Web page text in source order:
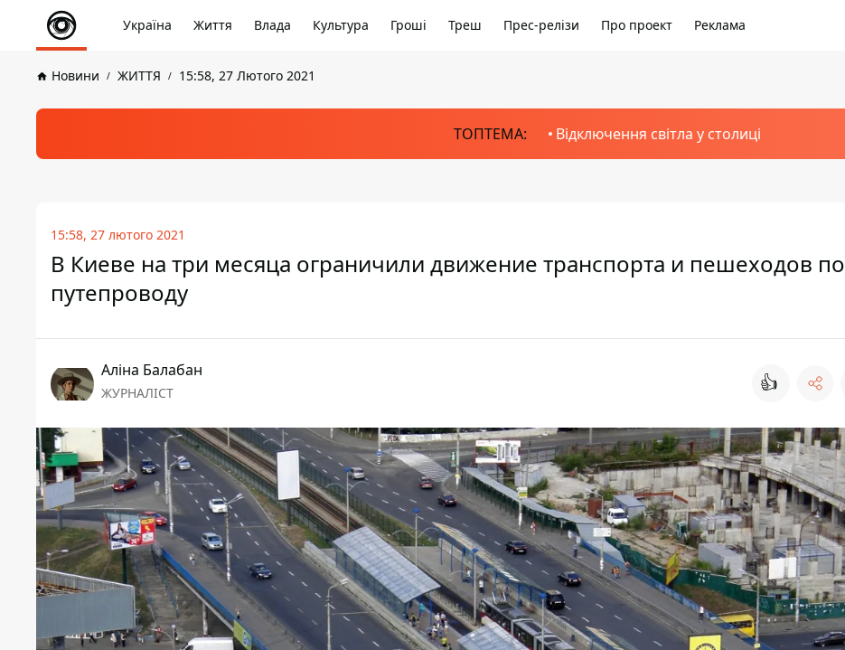
Україна Життя Влада Культура Гроші Треш Прес-релізи Про проект Реклама
Новини ЖИТТЯ 15:58, 27 Лютого 2021
ТОПТЕМА: Відключення світла у столиці
15:58, 27 лютого 2021
В Киеве на три месяца ограничили движение транспорта и пешеходов по
путепроводу
Аліна Балабан
ЖУРНАЛІСТ 👍